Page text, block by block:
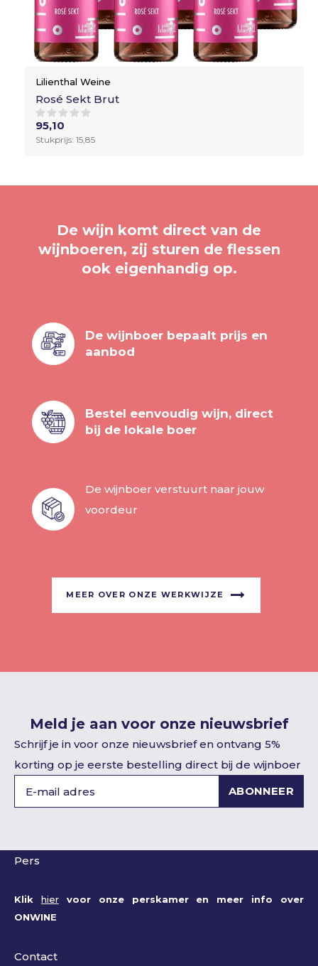
Lilienthal Weine
Rosé Sekt Brut
95,10
Stukprijs: 15,85
De wijn komt direct van de
wijnboeren, zij sturen de flessen
ook eigenhandig op.
De wijnboer bepaalt prijs en
aanbod
Bestel eenvoudig wijn, direct
bij de lokale boer
De wijnboer verstuurt naar jouw
voordeur
MEER OVER ONZE WERKWIJZE
Meld je aan voor onze nieuwsbrief
Schrijf je in voor onze nieuwsbrief en ontvang 5%
korting op je eerste bestelling direct bij de wijnboer
ABONNEER
Pers
Klik hiervoor onze perskamer en meer info over
ONWINE
Contact